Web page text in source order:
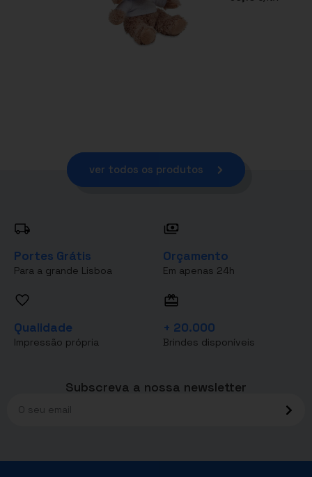
ver todos os produtos
Portes Grátis
Para a grande Lisboa
Orçamento
Em apenas 24h
Qualidade
Impressão própria
+ 20.000
Brindes disponíveis
Subscreva a nossa newsletter